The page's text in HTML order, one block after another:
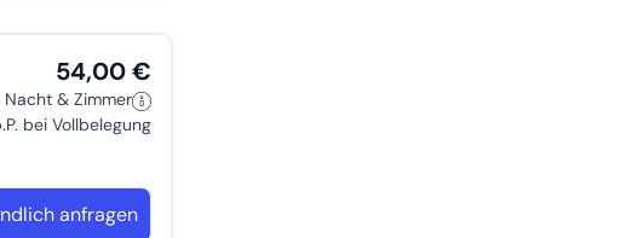
54,00 €
& Zimmer
bei Vollbelegung
anfragen